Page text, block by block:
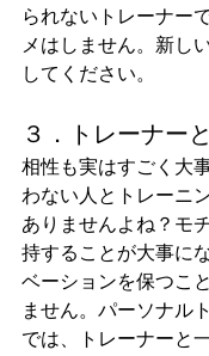
られないトレーナー
メはしません。新し
してください。
３．トレーナー
相性も実はすごく大
わない人とトレーニ
ありませんよね？モ
持することが大事に
ベーションを保つこ
ません。パーソナル
では、トレーナーと